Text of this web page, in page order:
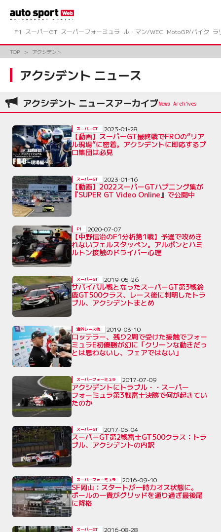
ツ
ス
F1 スーパーGT スーパーフォーミュラ ル・マン/WEC MotoGP/バイク ラ
TOP アクシデント
アクシデント ニュース
アクシデント ニュースアーカイブ
【動画】スーパーGT最終戦でFROの“リア
ル現場”に密着。アクシデントに即応するプ
ロ集団は必見
スーパーGT 2023-01-28
【動画】2022スーパーGTハプニング集が
『SUPER GT Video Online』で公開中
スーパーGT 2023-01-16
【中野信治のF1分析第1戦】予選で攻めき
れないフェルスタッペン。アルボンとハミ
ルトン接触のドライバー心理
F1 2020-07-07
サバイバル戦となったスーパーGT第3戦鈴
鹿GT500クラス、レース後に判明したトラ
ブル、アクシデントまとめ
スーパーGT 2019-05-26
ロッテラー、残り2周で受けた接触でフォー
ミュラE初優勝が幻に「クリーンな動きだっ
とは思わないし、フェアではない」
海外レース他 2019-03-10
アクシデントにトラブル・・スーパー
フォーミュラ第3戦富士決勝で何が起きてい
たのか
スーパーフォーミュラ 2017-07-09
スーパーGT第2戦富士GT500クラス：トラ
ブル、アクシデントの内訳
スーパーGT 2017-05-04
SF岡山：スタートが一時カオス状態に。
ポールの一貴がグリッドを通り過ぎ最後尾
に降格
スーパーフォーミュラ 2016-09-10
スーパーGT 2016-08-28